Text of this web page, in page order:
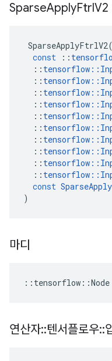
SparseApplyFtrlV2
SparseApplyFtrlV2(
const
::
:: tensorflow ::
:: tensorflow ::
:: tensorflow ::
:: tensorflow ::
:: tensorflow ::
:: tensorflow ::
:: tensorflow ::
:: tensorflow ::
:: tensorflow ::
:: tensorflow ::
const
)
마디
:: tensorflow ::Node
연산자::텐서플로우::